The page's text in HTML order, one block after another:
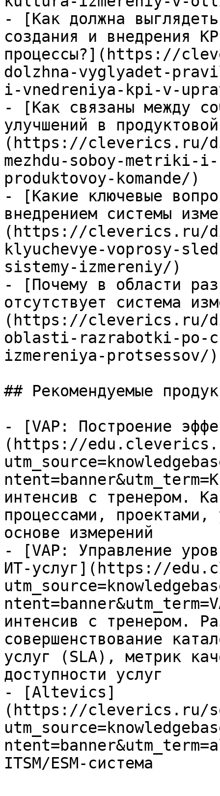
- [Как должна
создания и внедрения
процессы?](https://
dolzhna-vyglyadet-
i-vnedreniya-kpi-v-
- [Как связаны между
улучшений в
(https://cleverics.ru/
mezhdu-soboy-
produktovoy-komande/)
- [Какие ключевые
внедрением системы
(https://cleverics.ru/
klyuchevye-voprosy-
sistemy-izmereniy/)
- [Почему в области
отсутствует система
(https://cleverics.ru/
oblasti-razrabotki-po-
izmereniya-protsessov/)
## Рекомендуемые
- [VAP: Построение
(https://
интенсив с тренером.
процессами, проектами,
основе измерений
- [VAP: Управление
ИТ-услуг](https://
интенсив с тренером.
совершенствование
услуг (SLA), метрик
доступности услуг
- [Altevics]
(https://cleverics.ru/
ITSM/ESM-система